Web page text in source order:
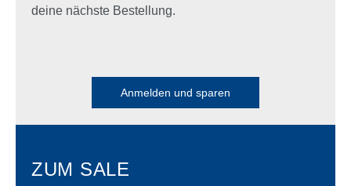
deine nächste Bestellung.
Anmelden und sparen
ZUM SALE